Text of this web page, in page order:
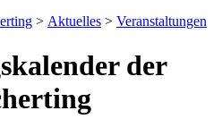
> Aktuelles > Veranstaltungen
der